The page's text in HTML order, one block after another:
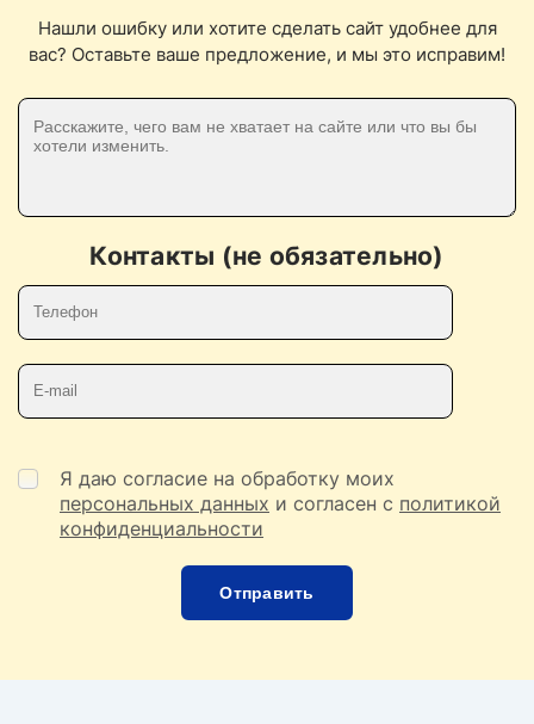
Нашли ошибку или хотите сделать сайт удобнее для
вас? Оставьте ваше предложение, и мы это исправим!
Контакты (не обязательно)
Я даю согласие на обработку моих
персональных данных и согласен с политикой
конфиденциальности